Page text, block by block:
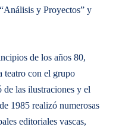
y Proyectos” y
de los años 80,
teatro con el grupo
las ilustraciones y el
1985 realizó numerosas
editoriales vascas,